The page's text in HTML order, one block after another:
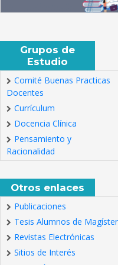
Grupos de
Estudio
Comité Buenas Practicas
Docentes
Currículum
Docencia Clínica
Pensamiento y
Racionalidad
Otros enlaces
Publicaciones
Tesis Alumnos de Magíster
Revistas Electrónicas
Sitios de Interés